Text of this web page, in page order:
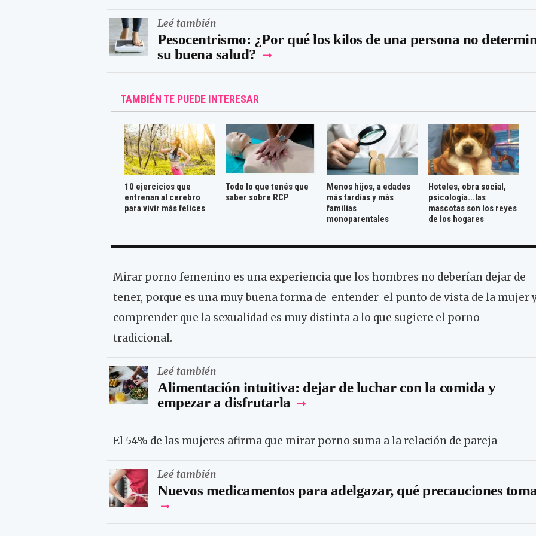
Leé también
Pesocentrismo: ¿Por qué los kilos de una persona no
su buena salud?
TAMBIÉN TE PUEDE INTERESAR
10 ejercicios que
entrenan al cerebro
para vivir más felices
Todo lo que tenés que
saber sobre RCP
Menos hijos, a edades
más tardías y más
familias
monoparentales
Hoteles, obra social,
psicología...las
mascotas son los reyes
de los hogares
Mirar porno femenino es una experiencia que los hombres no deberían dejar de
tener, porque es una muy buena forma de entender el punto de vista de la mujer
comprender que la sexualidad es muy distinta a lo que sugiere el porno
tradicional.
Leé también
Alimentación intuitiva: dejar de luchar con la comida y
empezar a disfrutarla
El 54% de las mujeres afirma que mirar porno suma a la relación de pareja
Leé también
Nuevos medicamentos para adelgazar, qué precauciones